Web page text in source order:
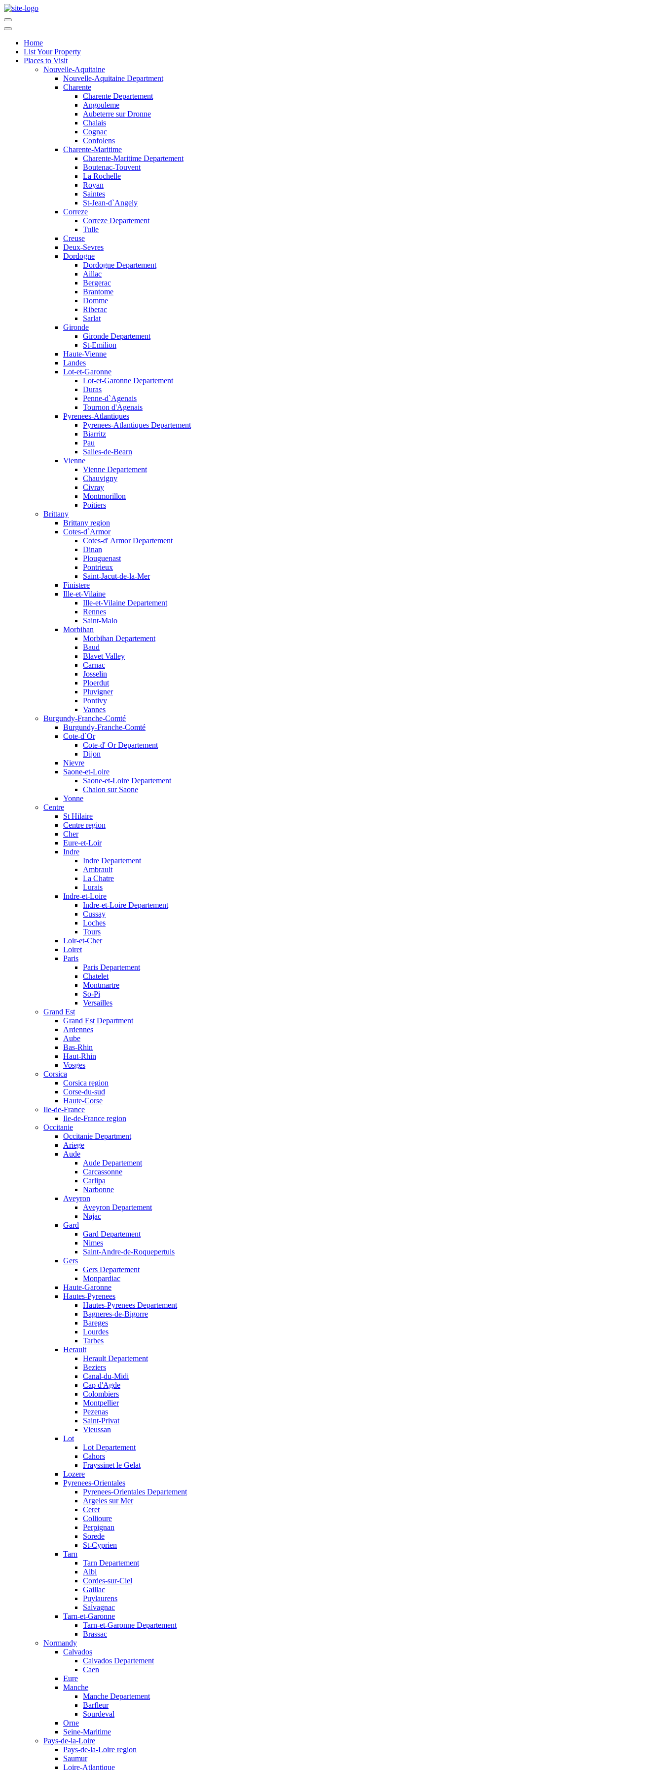
Home
List Your Property
Places to Visit
Nouvelle-Aquitaine
Nouvelle-Aquitaine Department
Charente
Charente Departement
Angouleme
Aubeterre sur Dronne
Chalais
Cognac
Confolens
Charente-Maritime
Charente-Maritime Departement
Boutenac-Touvent
La Rochelle
Royan
Saintes
St-Jean-d`Angely
Correze
Correze Departement
Tulle
Creuse
Deux-Sevres
Dordogne
Dordogne Departement
Aillac
Bergerac
Brantome
Domme
Riberac
Sarlat
Gironde
Gironde Departement
St-Emilion
Haute-Vienne
Landes
Lot-et-Garonne
Lot-et-Garonne Departement
Duras
Penne-d`Agenais
Tournon d'Agenais
Pyrenees-Atlantiques
Pyrenees-Atlantiques Departement
Biarritz
Pau
Salies-de-Bearn
Vienne
Vienne Departement
Chauvigny
Civray
Montmorillon
Poitiers
Brittany
Brittany region
Cotes-d`Armor
Cotes-d' Armor Departement
Dinan
Plouguenast
Pontrieux
Saint-Jacut-de-la-Mer
Finistere
Ille-et-Vilaine
Ille-et-Vilaine Departement
Rennes
Saint-Malo
Morbihan
Morbihan Departement
Baud
Blavet Valley
Carnac
Josselin
Ploerdut
Pluvigner
Pontivy
Vannes
Burgundy-Franche-Comté
Burgundy-Franche-Comté
Cote-d`Or
Cote-d' Or Departement
Dijon
Nievre
Saone-et-Loire
Saone-et-Loire Departement
Chalon sur Saone
Yonne
Centre
St Hilaire
Centre region
Cher
Eure-et-Loir
Indre
Indre Departement
Ambrault
La Chatre
Lurais
Indre-et-Loire
Indre-et-Loire Departement
Cussay
Loches
Tours
Loir-et-Cher
Loiret
Paris
Paris Departement
Chatelet
Montmartre
So-Pi
Versailles
Grand Est
Grand Est Department
Ardennes
Aube
Bas-Rhin
Haut-Rhin
Vosges
Corsica
Corsica region
Corse-du-sud
Haute-Corse
Ile-de-France
Ile-de-France region
Occitanie
Occitanie Department
Ariege
Aude
Aude Departement
Carcassonne
Carlipa
Narbonne
Aveyron
Aveyron Departement
Najac
Gard
Gard Departement
Nimes
Saint-Andre-de-Roquepertuis
Gers
Gers Departement
Monpardiac
Haute-Garonne
Hautes-Pyrenees
Hautes-Pyrenees Departement
Bagneres-de-Bigorre
Bareges
Lourdes
Tarbes
Herault
Herault Departement
Beziers
Canal-du-Midi
Cap d'Agde
Colombiers
Montpellier
Pezenas
Saint-Privat
Vieussan
Lot
Lot Departement
Cahors
Frayssinet le Gelat
Lozere
Pyrenees-Orientales
Pyrenees-Orientales Departement
Argeles sur Mer
Ceret
Collioure
Perpignan
Sorede
St-Cyprien
Tarn
Tarn Departement
Albi
Cordes-sur-Ciel
Gaillac
Puylaurens
Salvagnac
Tarn-et-Garonne
Tarn-et-Garonne Departement
Brassac
Normandy
Calvados
Calvados Departement
Caen
Eure
Manche
Manche Departement
Barfleur
Sourdeval
Orne
Seine-Maritime
Pays-de-la-Loire
Pays-de-la-Loire region
Saumur
Loire-Atlantique